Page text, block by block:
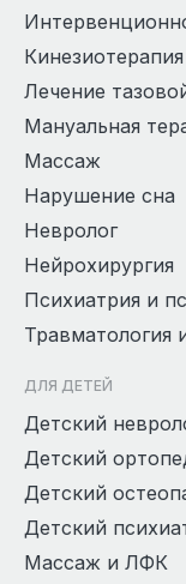
Лечение
Мануальная
Массаж
Нарушение сна
Невролог
Нейрохирургия
Психиатрия и
Травматология
ДЛЯ ДЕТЕЙ
Детский
Детский
Детский
Детский
Массаж и ЛФК